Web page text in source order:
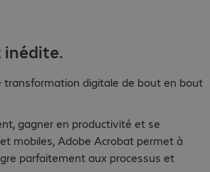
inédite.
transformation digitale de bout en bout
gagner en productivité et se
mobiles, Adobe Acrobat permet à
parfaitement aux processus et